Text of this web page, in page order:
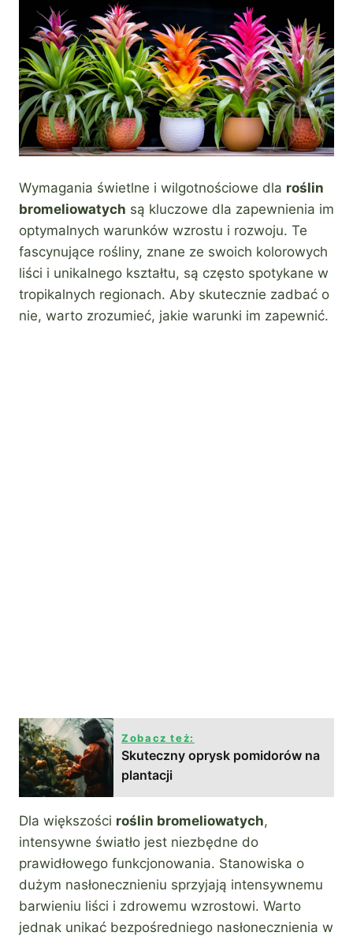
Wymagania świetlne i wilgotnościowe dla roślin
bromeliowatych są kluczowe dla zapewnienia im
optymalnych warunków wzrostu i rozwoju. Te
fascynujące rośliny, znane ze swoich kolorowych
liści i unikalnego kształtu, są często spotykane w
tropikalnych regionach. Aby skutecznie zadbać o
nie, warto zrozumieć, jakie warunki im zapewnić.
Zobacz też:
Skuteczny oprysk pomidorów na
plantacji
Dla większości roślin bromeliowatych,
intensywne światło jest niezbędne do
prawidłowego funkcjonowania. Stanowiska o
dużym nasłonecznieniu sprzyjają intensywnemu
barwieniu liści i zdrowemu wzrostowi. Warto
jednak unikać bezpośredniego nasłonecznienia w